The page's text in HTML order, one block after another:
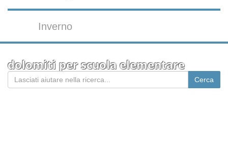
Inverno
dolomiti per scuola elementare